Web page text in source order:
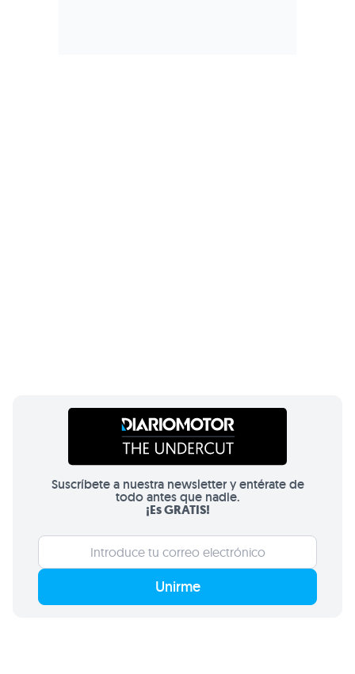
Suscríbete a nuestra newsletter y entérate de
todo antes que nadie.
¡Es GRATIS!
Unirme